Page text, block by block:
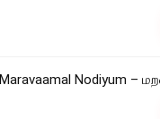
Maravaamal Nodiyum –